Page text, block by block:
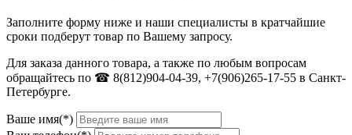
Заполните форму ниже и наши специалисты в кратчайшие
сроки подберут товар по Вашему запросу.
Для заказа данного товара, а также по любым вопросам
обращайтесь по ☎ 8(812)904-04-39, +7(906)265-17-55 в Санкт-
Петербурге.
Ваше имя(*)